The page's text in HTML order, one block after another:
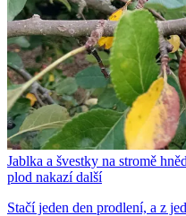
Jablka a švestky na stromě
plod nakazí další
Stačí jeden den prodlení, a z